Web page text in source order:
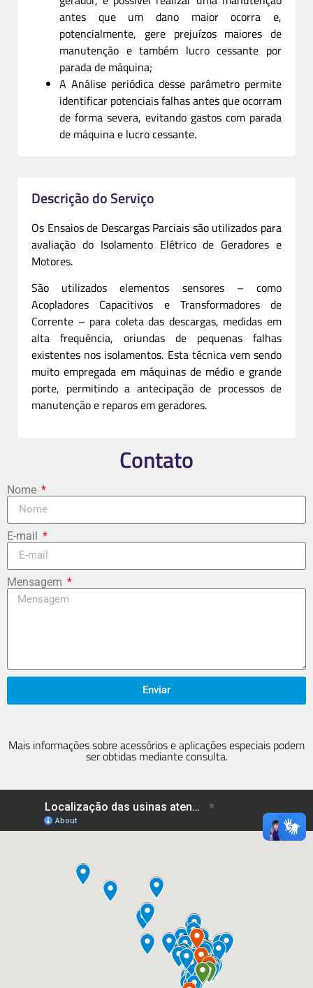
antes que um dano maior ocorra e,
potencialmente, gere prejuízos maiores de
manutenção e também lucro cessante por
parada de máquina;
A Análise periódica desse parâmetro permite
identificar potenciais falhas antes que ocorram
de forma severa, evitando gastos com parada
de máquina e lucro cessante.
Descrição do Serviço
Os Ensaios de Descargas Parciais são utilizados para
avaliação do Isolamento Elétrico de Geradores e
Motores.
São utilizados elementos sensores – como
Acopladores Capacitivos e Transformadores de
Corrente – para coleta das descargas, medidas em
alta frequência, oriundas de pequenas falhas
existentes nos isolamentos. Esta técnica vem sendo
muito empregada em máquinas de médio e grande
porte, permitindo a antecipação de processos de
manutenção e reparos em geradores.
Contato
Nome
E-mail
Mensagem
Enviar
Mais informações sobre acessórios e aplicações especiais podem
ser obtidas mediante consulta.